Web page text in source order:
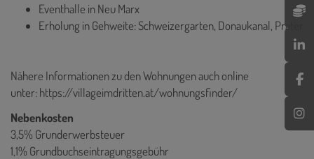
Eventhalle in Neu Marx
Erholung in Gehweite: Schweizergarten, Donaukanal, Prater
Nähere Informationen zu den Wohnungen auch online
unter:https://villageimdritten.at/wohnungsfinder/
Nebenkosten
3,5% Grunderwerbsteuer
1,1% Grundbuchseintragungsgebühr